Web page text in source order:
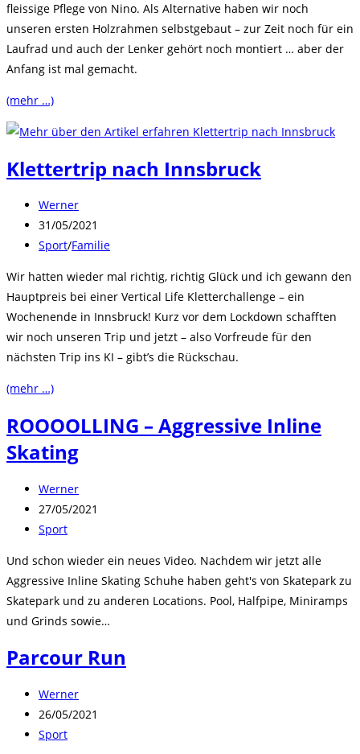
fleissige Pflege von Nino. Als Alternative haben wir noch
unseren ersten Holzrahmen selbstgebaut – zur Zeit noch für ein
Laufrad und auch der Lenker gehört noch montiert … aber der
Anfang ist mal gemacht.
(mehr …)
Klettertrip nach Innsbruck
Beitrags-
Autor:
Werner
Beitrag
veröffentlicht:
31/05/2021
Beitrags-
Sport/Familie
Wir hatten wieder mal richtig, richtig Glück und ich gewann den
Hauptpreis bei einer Vertical Life Kletterchallenge – ein
Wochenende in Innsbruck! Kurz vor dem Lockdown schafften
wir noch unseren Trip und jetzt – also Vorfreude für den
nächsten Trip ins KI – gibt’s die Rückschau.
(mehr …)
ROOOOLLING – Aggressive Inline
Skating
Beitrags-
Autor:
Werner
Beitrag
veröffentlicht:
27/05/2021
Beitrags-
Sport
Und schon wieder ein neues Video. Nachdem wir jetzt alle
Aggressive Inline Skating Schuhe haben geht's von Skatepark zu
Skatepark und zu anderen Locations. Pool, Halfpipe, Miniramps
und Grinds sowie…
Parcour Run
Beitrags-
Autor:
Werner
Beitrag
veröffentlicht:
26/05/2021
Beitrags-
Sport